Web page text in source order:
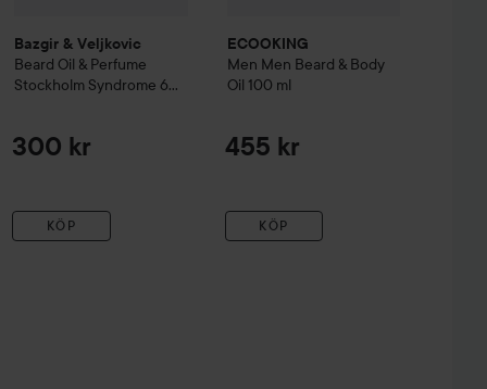
Bazgir & Veljkovic
Beard Oil & Perfume
Stockholm Syndrome 60
300 kr
KÖP
ECOOKING
Men Men Beard & Body
Oil 100 ml
455 kr
KÖP